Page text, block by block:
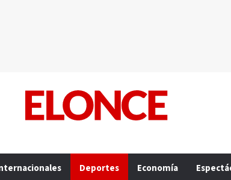
Deportes Economía